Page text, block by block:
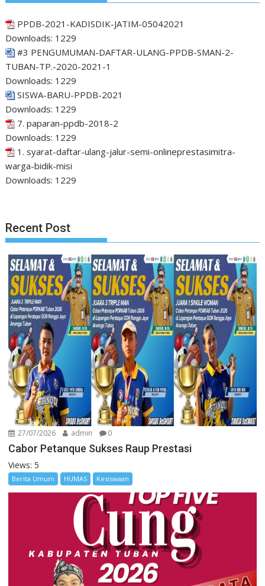
PPDB-2021-KADISDIK-JATIM-05042021
Downloads: 1229
#3 PENGUMUMAN-DAFTAR-ULANG-PPDB-SMAN-2-
TUBAN-TP.-2020-2021-1
Downloads: 1229
SISWA-BARU-PPDB-2021
Downloads: 1229
7. paparan-ppdb-2018-2
Downloads: 1229
1. syarat-daftar-ulang-jalur-semi-onlineprestasimitra-
warga-bidik-misi
Downloads: 1229
Recent Post
27/07/2026 admin 0
Cabor Petanque Sukses Raup Prestasi
Views: 5
Berita Umum HUMAS Kesiswaan